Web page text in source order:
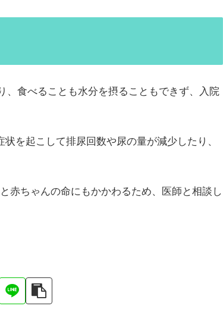
食べることも水分を摂ることもできず、入院
を起こして排尿回数や尿の量が減少したり、
赤ちゃんの命にもかかわるため、医師と相談し